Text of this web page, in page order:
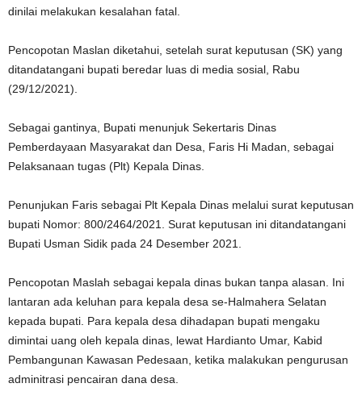
dinilai melakukan kesalahan fatal.
Pencopotan Maslan diketahui, setelah surat keputusan (SK) yang
ditandatangani bupati beredar luas di media sosial, Rabu
(29/12/2021).
Sebagai gantinya, Bupati menunjuk Sekertaris Dinas
Pemberdayaan Masyarakat dan Desa, Faris Hi Madan, sebagai
Pelaksanaan tugas (Plt) Kepala Dinas.
Penunjukan Faris sebagai Plt Kepala Dinas melalui surat keputusan
bupati Nomor: 800/2464/2021. Surat keputusan ini ditandatangani
Bupati Usman Sidik pada 24 Desember 2021.
Pencopotan Maslah sebagai kepala dinas bukan tanpa alasan. Ini
lantaran ada keluhan para kepala desa se-Halmahera Selatan
kepada bupati. Para kepala desa dihadapan bupati mengaku
dimintai uang oleh kepala dinas, lewat Hardianto Umar, Kabid
Pembangunan Kawasan Pedesaan, ketika malakukan pengurusan
adminitrasi pencairan dana desa.